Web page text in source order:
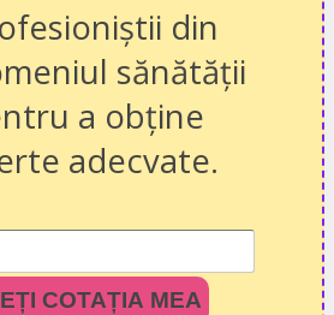
din
sănătății
a obține
adecvate.
COTAȚIA MEA